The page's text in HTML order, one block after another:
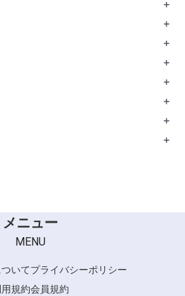
＋
＋
＋
＋
＋
＋
＋
＋
メニュー
MENU
いてプライバシーポリシー
規約会員規約